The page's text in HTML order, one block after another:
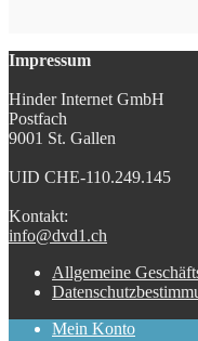
Impressum
Hinder Internet GmbH
Postfach
9001 St. Gallen
UID CHE-110.249.145
Kontakt:
info@dvd1.ch
Allgemeine
Mein Konto